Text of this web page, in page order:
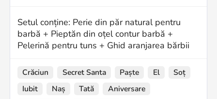
Setul conține: Perie din păr natural pentru
barbă + Pieptăn din oțel contur barbă +
Pelerină pentru tuns + Ghid aranjarea bărbii
Crăciun Secret Santa Paște El
Soț
Iubit
Naș Tată
Aniversare